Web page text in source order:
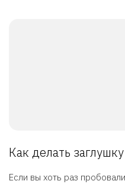
Как делать
Если вы хоть раз